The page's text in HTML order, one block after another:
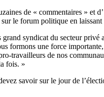
de « commentaires » et
le forum politique en
syndicat du secteur
formons une force
travailleurs de nos
fois. »
savoir sur le jour de